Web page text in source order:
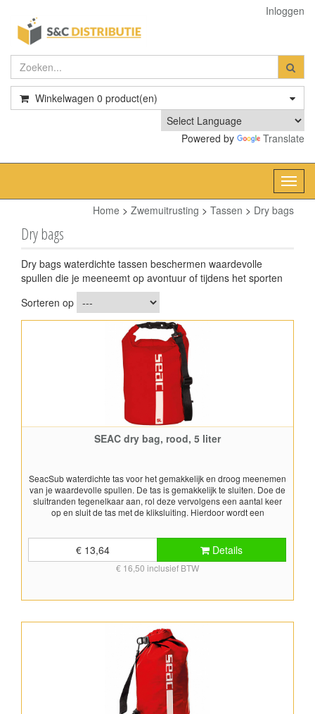
Inloggen
Winkelwagen 0 product(en)
Powered by Translate
Home > Zwemuitrusting > Tassen > Dry bags
Dry bags
Dry bags waterdichte tassen beschermen waardevolle
spullen die je meeneemt op avontuur of tijdens het sporten
Sorteren op
SEAC dry bag, rood, 5 liter
SeacSub waterdichte tas voor het gemakkelijk en droog meenemen
van je waardevolle spullen. De tas is gemakkelijk te sluiten. Doe de
sluitranden tegenelkaar aan, rol deze vervolgens een aantal keer
op en sluit de tas met de kliksluiting. Hierdoor wordt een
€ 13,64 Details
€ 16,50 inclusief BTW